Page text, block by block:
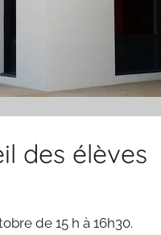
des élèves
de 15 h à 16h30.